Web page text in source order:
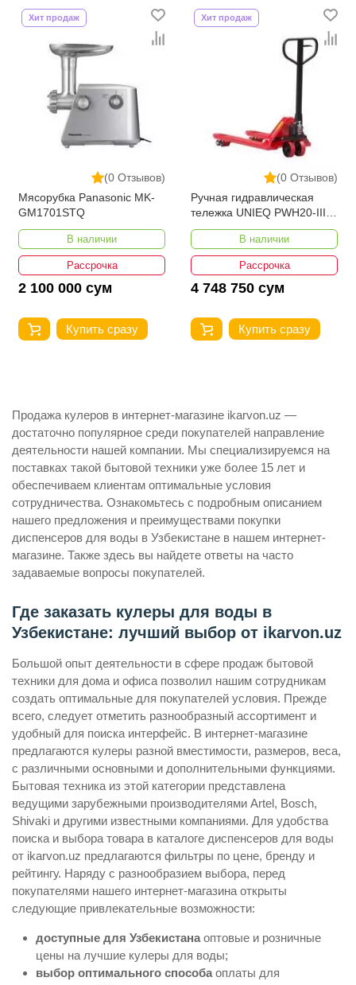
(0 Отзывов)
Хит продаж
Мясорубка Panasonic MK-
GM1701STQ
В наличии
Рассрочка
2 100 000 сум
Купить сразу
(0 Отзывов)
Хит продаж
Ручная гидравлическая
тележка UNIEQ PWH20-III
1150-550
В наличии
Рассрочка
4 748 750 сум
Купить сразу
Продажа кулеров в интернет-магазине ikarvon.uz —
достаточно популярное среди покупателей направление
деятельности нашей компании. Мы специализируемся на
поставках такой бытовой техники уже более 15 лет и
обеспечиваем клиентам оптимальные условия
сотрудничества. Ознакомьтесь с подробным описанием
нашего предложения и преимуществами покупки
диспенсеров для воды в Узбекистане в нашем интернет-
магазине. Также здесь вы найдете ответы на часто
задаваемые вопросы покупателей.
Где заказать кулеры для воды в
Узбекистане: лучший выбор от ikarvon.uz
Большой опыт деятельности в сфере продаж бытовой
техники для дома и офиса позволил нашим сотрудникам
создать оптимальные для покупателей условия. Прежде
всего, следует отметить разнообразный ассортимент и
удобный для поиска интерфейс. В интернет-магазине
предлагаются кулеры разной вместимости, размеров, веса,
с различными основными и дополнительными функциями.
Бытовая техника из этой категории представлена
ведущими зарубежными производителями Artel, Bosch,
Shivaki и другими известными компаниями. Для удобства
поиска и выбора товара в каталоге диспенсеров для воды
от ikarvon.uz предлагаются фильтры по цене, бренду и
рейтингу. Наряду с разнообразием выбора, перед
покупателями нашего интернет-магазина открыты
следующие привлекательные возможности:
доступные для Узбекистана оптовые и розничные
цены на лучшие кулеры для воды;
выбор оптимального способа оплаты для